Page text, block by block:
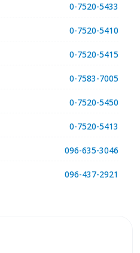
0-7520-5433
0-7520-5410
0-7520-5415
0-7583-7005
0-7520-5450
0-7520-5413
096-635-3046
096-437-2921